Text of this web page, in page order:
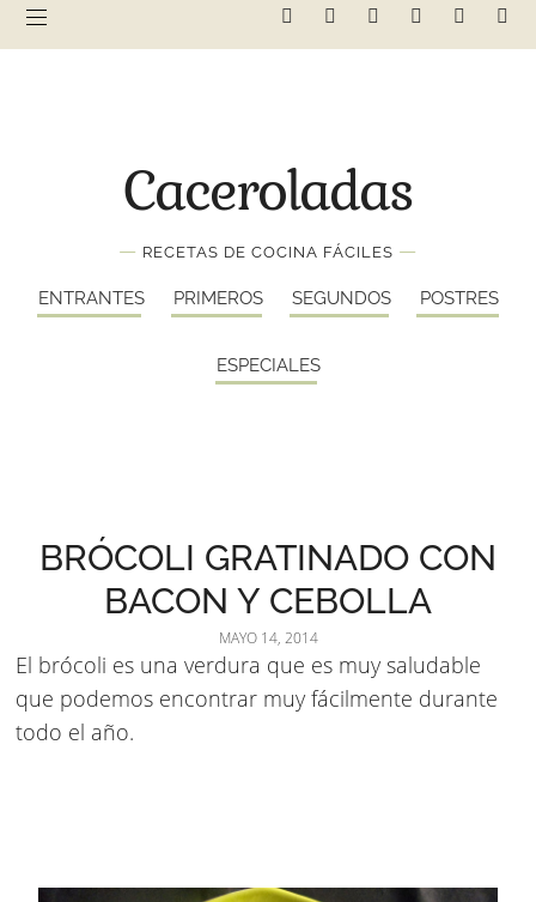
Caceroladas
— RECETAS DE COCINA FÁCILES —
ENTRANTES PRIMEROS SEGUNDOS POSTRES
ESPECIALES
BRÓCOLI GRATINADO CON
BACON Y CEBOLLA
MAYO 14, 2014
El brócoli es una verdura que es muy saludable
que podemos encontrar muy fácilmente durante
todo el año.